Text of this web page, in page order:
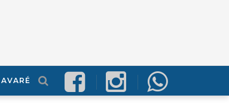
AVARÉ